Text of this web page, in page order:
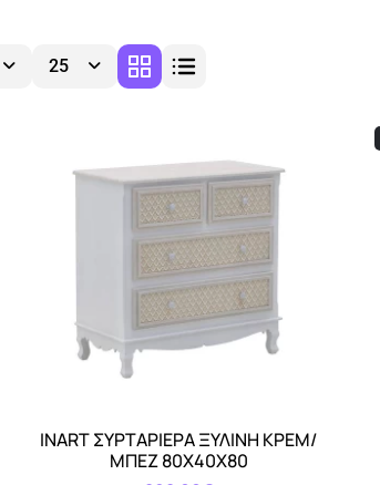
25
Αγορά
INART ΣΥΡΤΑΡΙΕΡΑ ΞΥΛΙΝΗ ΚΡΕΜ/
ΜΠΕΖ 80Χ40Χ80